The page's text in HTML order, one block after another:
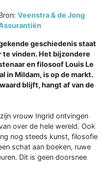
Veenstra & de Jong
geschiedenis staat
te vinden. Het bijzondere
en filosoof Louis Le
in Mildam, is op de markt.
blijft, hangt af van de
vrouw Ingrid ontvingen
over de hele wereld. Ook
nog steeds kunst, filosofie
schat aan boeken, ruwe
Dit is geen doorsnee